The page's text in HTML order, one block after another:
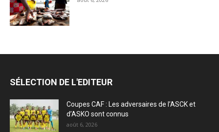
SÉLECTION DE L'EDITEUR
Coupes CAF : Les adversaires de l’ASCK et
d’ASKO sont connus
août 6, 2026